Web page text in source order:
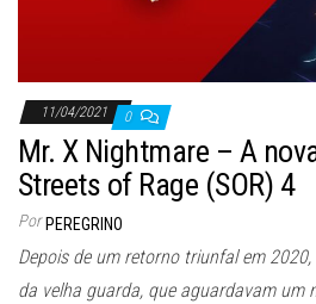
11/04/2021 0
Mr. X Nightmare – A
Streets of Rage (SOR) 4
Por PEREGRINO
Depois de um retorno triunfal em
da velha guarda, que aguardavam um